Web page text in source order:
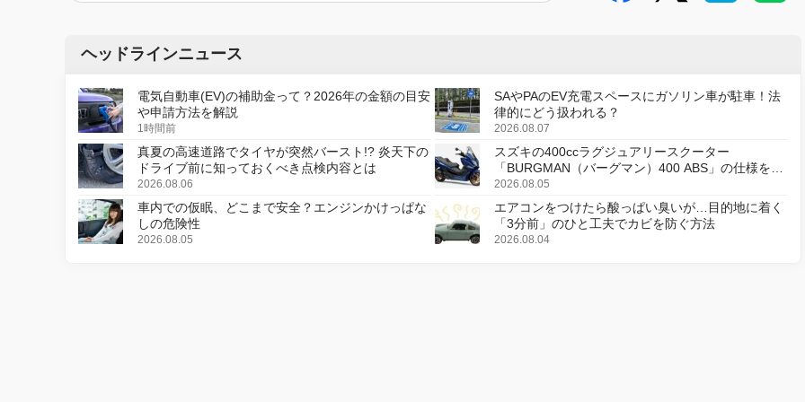
ヘッドラインニュース
電気自動車(EV)の補助金って？2026年の金額の目安
や申請方法を解説
1時間前
SAやPAのEV充電スペースにガソリン車が駐車！法
律的にどう扱われる？
2026.08.07
真夏の高速道路でタイヤが突然バースト!? 炎天下の
ドライブ前に知っておくべき点検内容とは
2026.08.06
スズキの400ccラグジュアリースクーター
「BURGMAN（バーグマン）400 ABS」の仕様を変
更し、8月18日に発売
2026.08.05
車内での仮眠、どこまで安全？エンジンかけっぱな
しの危険性
2026.08.05
エアコンをつけたら酸っぱい臭いが…目的地に着く
「3分前」のひと工夫でカビを防ぐ方法
2026.08.04